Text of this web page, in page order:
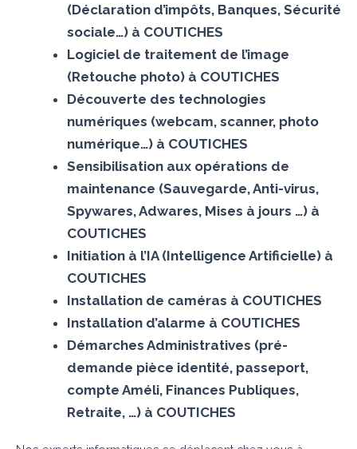
(Déclaration d’impôts, Banques, Sécurité
sociale…) à COUTICHES
Logiciel de traitement de l’image
(Retouche photo) à COUTICHES
Découverte des technologies
numériques (webcam, scanner, photo
numérique…) à COUTICHES
Sensibilisation aux opérations de
maintenance (Sauvegarde, Anti-virus,
Spywares, Adwares, Mises à jours …) à
COUTICHES
Initiation à l’IA (Intelligence Artificielle) à
COUTICHES
Installation de caméras à COUTICHES
Installation d’alarme à COUTICHES
Démarches Administratives (pré-
demande pièce identité, passeport,
compte Améli, Finances Publiques,
Retraite, …) à COUTICHES